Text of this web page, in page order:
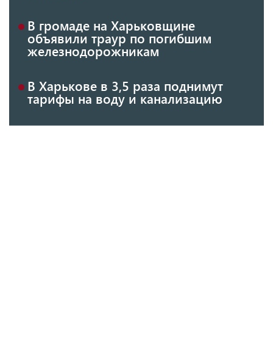
В громаде на Харьковщине
объявили траур по погибшим
железнодорожникам
В Харькове в 3,5 раза поднимут
тарифы на воду и канализацию